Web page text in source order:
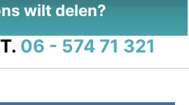
wilt delen?
T. 06 - 574 71 321